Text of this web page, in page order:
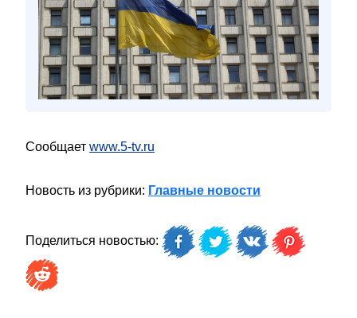
Сообщает www.5-tv.ru
Новость из рубрики: Главные новости
Поделиться новостью: